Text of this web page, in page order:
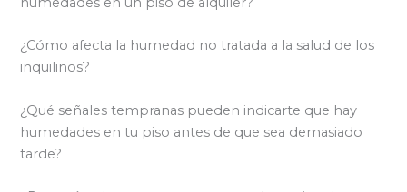
¿Cómo afecta la humedad no tratada a la salud de los
inquilinos?
¿Qué señales tempranas pueden indicarte que hay
humedades en tu piso antes de que sea demasiado
tarde?